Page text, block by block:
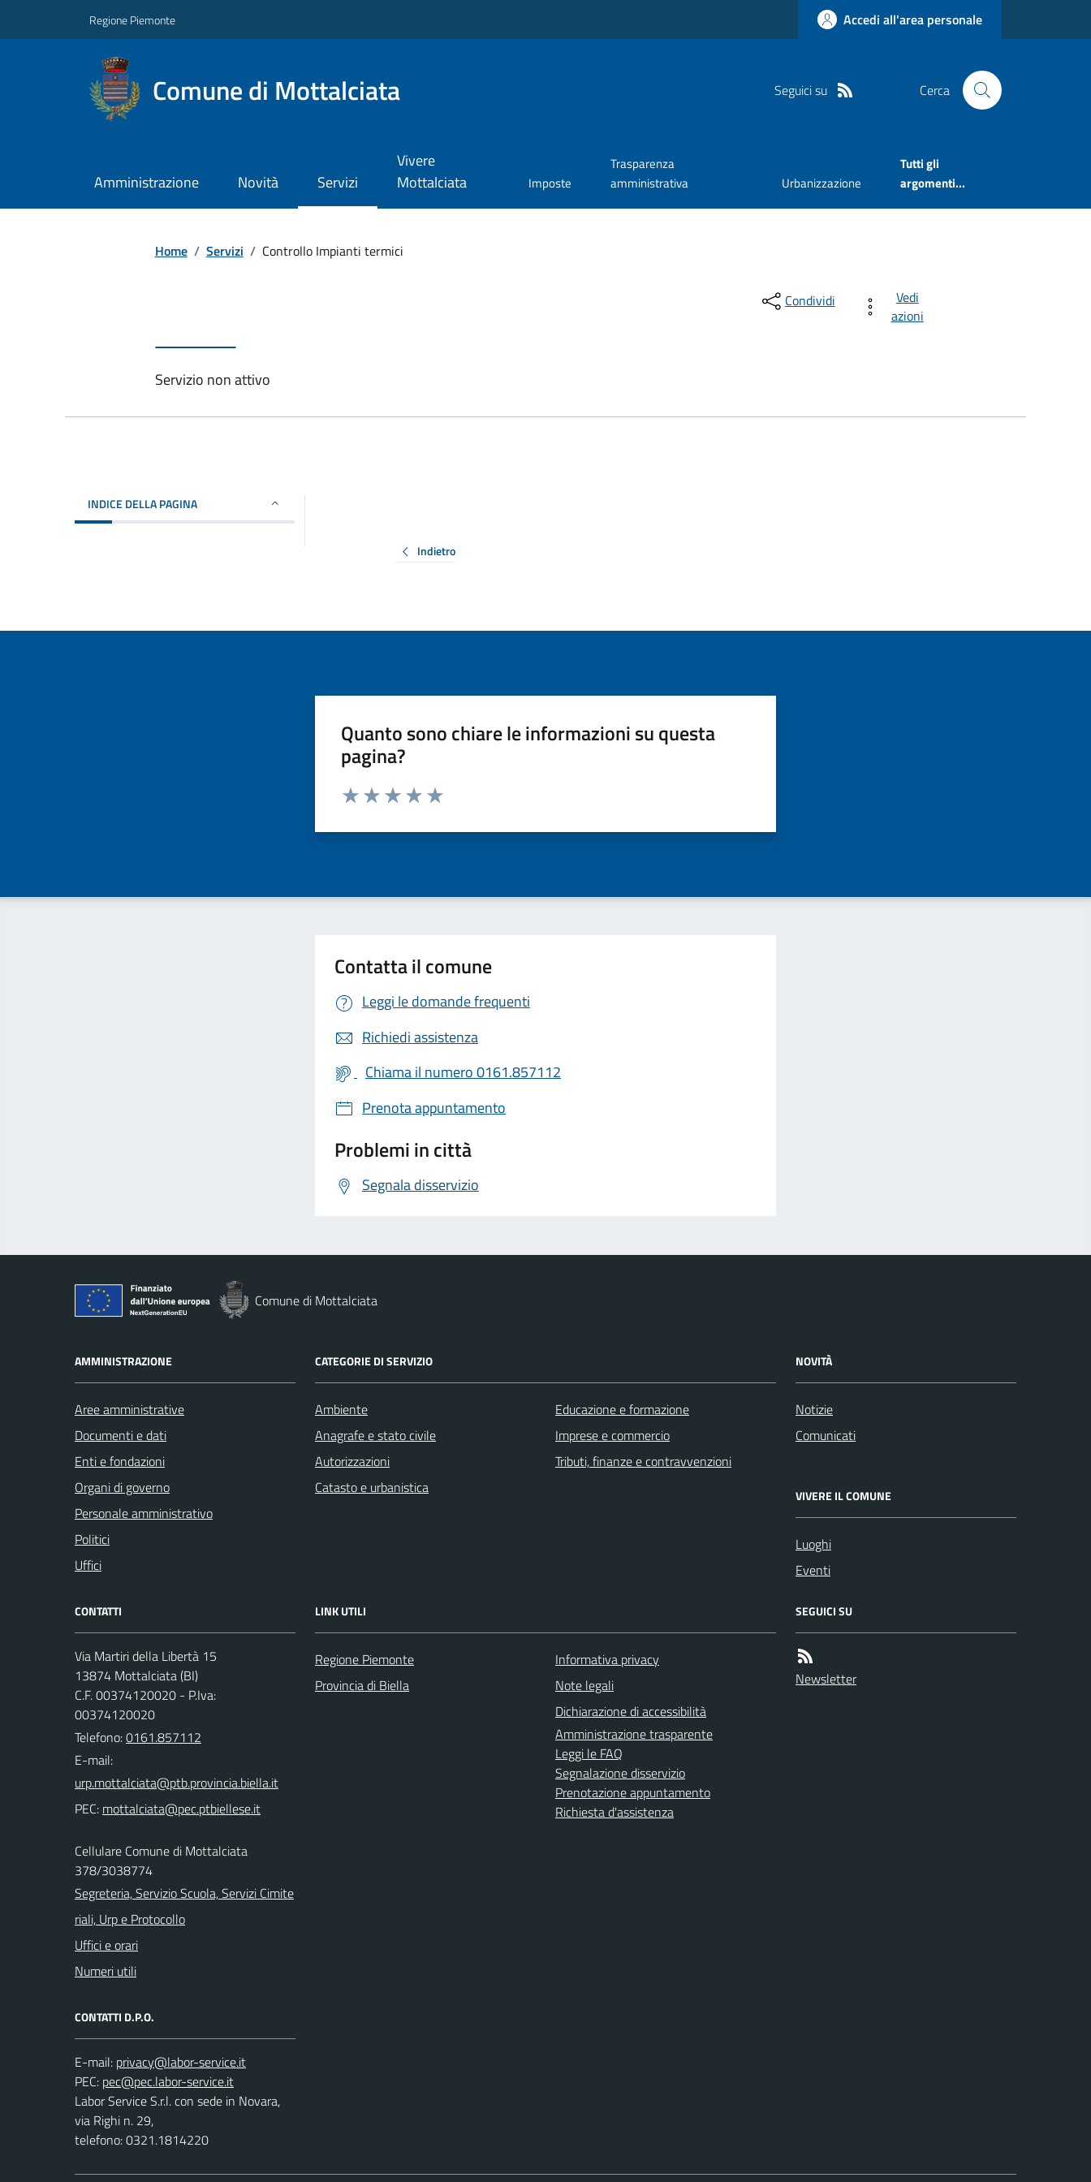
Regione Piemonte Accedi all'area personale
Comune di Mottalciata Seguici su Cerca
Amministrazione Novità Servizi
Vivere
Mottalciata
Imposte
Trasparenza
amministrativa
Urbanizzazione
Tutti gli
argomenti...
Home / Servizi / Controllo Impianti termici
Servizio non attivo
Condividi
Vedi
azioni
INDICE DELLA PAGINA
Indietro
Quanto sono chiare le informazioni su questa
pagina?
Valuta da 1 a 5 stelle la pagina
Contatta il comune
Leggi le domande frequenti
Richiedi assistenza
Chiama il numero 0161.857112
Prenota appuntamento
Problemi in città
Segnala disservizio
Comune di Mottalciata
AMMINISTRAZIONE
Aree amministrative
Documenti e dati
Enti e fondazioni
Organi di governo
Personale amministrativo
Politici
Uffici
CATEGORIE DI SERVIZIO
Ambiente
Anagrafe e stato civile
Autorizzazioni
Catasto e urbanistica
Educazione e formazione
Imprese e commercio
Tributi, finanze e contravvenzioni
NOVITÀ
Notizie
Comunicati
VIVERE IL COMUNE
Luoghi
Eventi
CONTATTI
Via Martiri della Libertà 15
13874 Mottalciata (BI)
C.F. 00374120020 - P.Iva:
00374120020
Telefono:0161.857112
E-mail:
PEC:
Cellulare Comune di Mottalciata
378/3038774
Segreteria, Servizio Scuola, Servizi Cimite
riali, Urp e Protocollo
Uffici e orari
Numeri utili
CONTATTI D.P.O.
E-mail:
PEC:
Labor Service S.r.l. con sede in Novara,
via Righi n. 29,
telefono: 0321.1814220
LINK UTILI
Regione Piemonte
Provincia di Biella
Informativa privacy
Note legali
Dichiarazione di accessibilità
Amministrazione trasparente
Leggi le FAQ
Segnalazione disservizio
Prenotazione appuntamento
Richiesta d'assistenza
SEGUICI SU
Newsletter